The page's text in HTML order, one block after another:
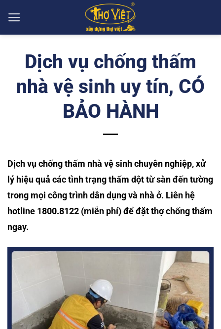
content
Dịch vụ chống thấm
nhà vệ sinh uy tín, CÓ
BẢO HÀNH
Dịch vụ chống thấm nhà vệ sinh chuyên nghiệp, xử
lý hiệu quả các tình trạng thấm dột từ sàn đến tường
trong mọi công trình dân dụng và nhà ở. Liên hệ
hotline 1800.8122 (miễn phí) để đặt thợ chống thấm
ngay.